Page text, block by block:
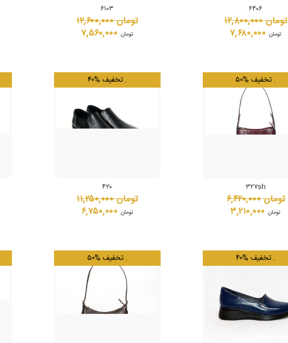
۶۱۰۳
۱۲,۶۰۰,۰۰۰تومان
۷,۵۶۰,۰۰۰ تومان
۶۴۰۶
۱۲,۸۰۰,۰۰۰تومان
۷,۶۸۰,۰۰۰ تومان
۴۲۰
۱۱,۲۵۰,۰۰۰تومان
۶,۷۵۰,۰۰۰ تومان
۴۰% تخفیف .
۳۲۷sh
۶,۴۲۰,۰۰۰تومان
۳,۲۱۰,۰۰۰ تومان
۵۰% تخفیف .
۵۰% تخفیف . ۴۰% تخفیف .